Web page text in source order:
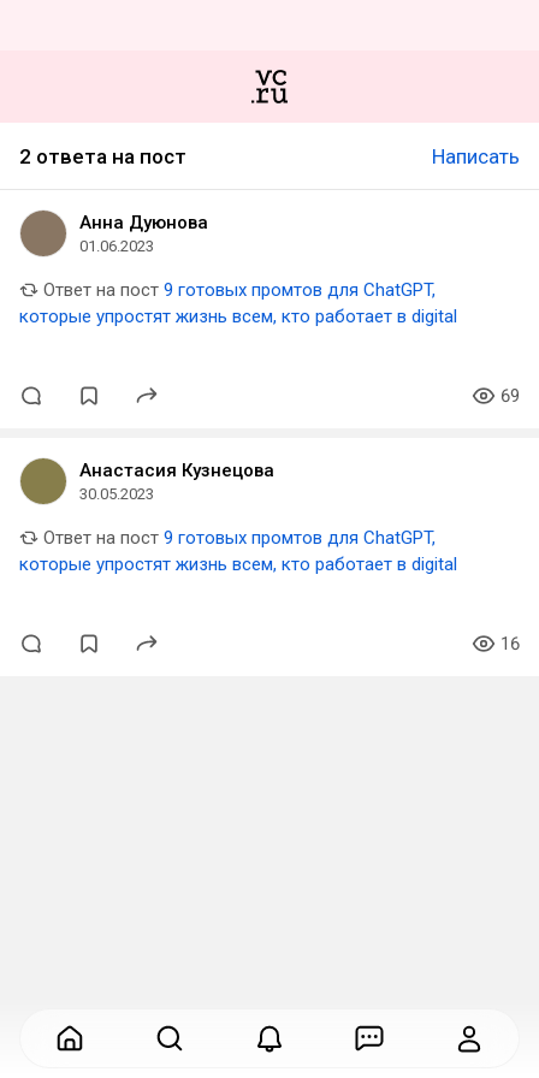
2 ответа на пост Написать
Анна Дуюнова
01.06.2023
Ответ на пост 9 готовых промтов для ChatGPT,
которые упростят жизнь всем, кто работает в digital
69
Анастасия Кузнецова
30.05.2023
Ответ на пост 9 готовых промтов для ChatGPT,
которые упростят жизнь всем, кто работает в digital
16